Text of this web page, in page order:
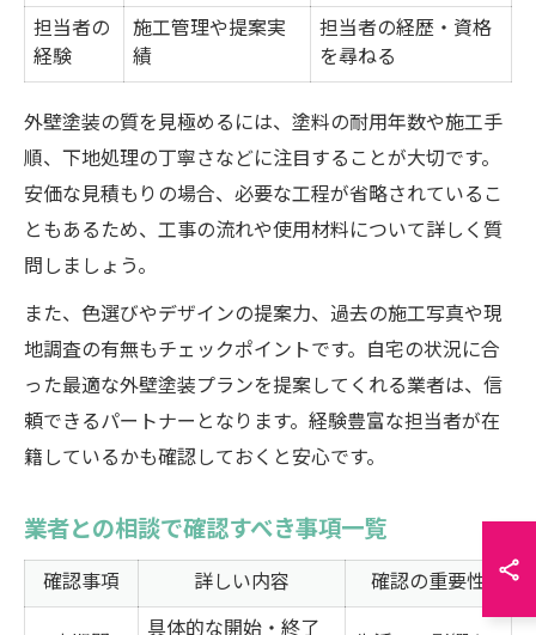
担当者の
経験
施工管理や提案実
績
担当者の経歴・資格
を尋ねる
外壁塗装の質を見極めるには、塗料の耐用年数や施工手
順、下地処理の丁寧さなどに注目することが大切です。
安価な見積もりの場合、必要な工程が省略されているこ
ともあるため、工事の流れや使用材料について詳しく質
問しましょう。
また、色選びやデザインの提案力、過去の施工写真や現
地調査の有無もチェックポイントです。自宅の状況に合
った最適な外壁塗装プランを提案してくれる業者は、信
頼できるパートナーとなります。経験豊富な担当者が在
籍しているかも確認しておくと安心です。
業者との相談で確認すべき事項一覧
確認事項 詳しい内容
確認の重要性